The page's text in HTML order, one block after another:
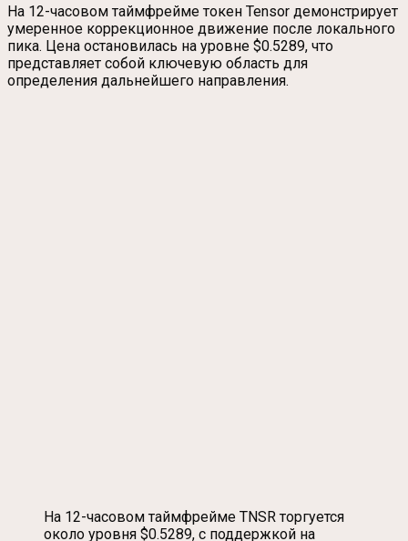
На 12-часовом таймфрейме токен Tensor демонстрирует
умеренное коррекционное движение после локального
пика. Цена остановилась на уровне $0.5289, что
представляет собой ключевую область для
определения дальнейшего направления.
На 12-часовом таймфрейме TNSR торгуется
около уровня $0.5289, с поддержкой на